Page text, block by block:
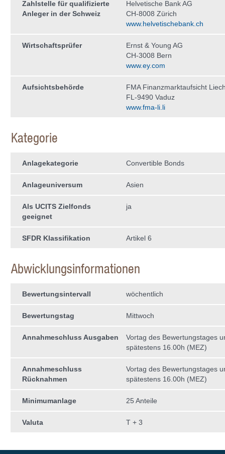
Zahlstelle für qualifizierte
Anleger in der Schweiz
Helvetische Bank AG
CH-8008 Zürich
www.helvetischebank.ch
Wirtschaftsprüfer
Ernst & Young AG
CH-3008 Bern
www.ey.com
Aufsichtsbehörde
FMA Finanzmarktaufsicht
FL-9490 Vaduz
www.fma-li.li
Kategorie
Anlagekategorie Convertible Bonds
Anlageuniversum Asien
Als UCITS Zielfonds
geeignet
ja
SFDR Klassifikation Artikel 6
Abwicklungsinformationen
Bewertungsintervall wöchentlich
Bewertungstag Mittwoch
Annahmeschluss Ausgaben
Vortag des Bewertungstages
spätestens 16.00h (MEZ)
Annahmeschluss
Rücknahmen
Vortag des Bewertungstages
spätestens 16.00h (MEZ)
Minimumanlage 25 Anteile
Valuta T + 3